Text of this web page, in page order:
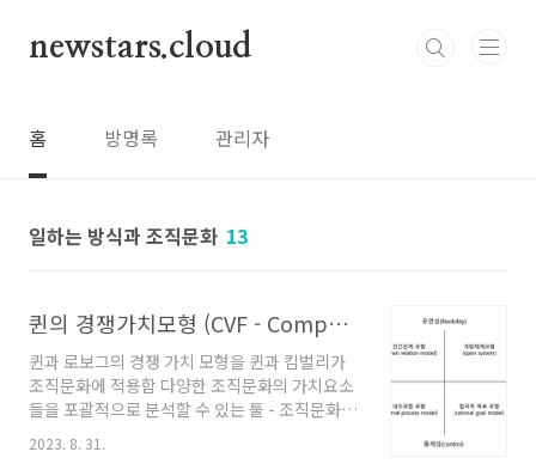
newstars.cloud
홈 방명록 관리자
일하는 방식과 조직문화 13
퀸의 경쟁가치모형 (CVF - Competing Value Framework)
퀸과 로보그의 경쟁 가치 모형을 퀸과 킴벌리가
조직문화에 적용함 다양한 조직문화의 가치요소
들을 포괄적으로 분석할 수 있는 툴 - 조직문화의
유형을 구분하기 위한 도구로 사용할 수 있음 조
직문화 구분의 기준 - 구조의 경직도 (유연 - 통
2023. 8. 31.